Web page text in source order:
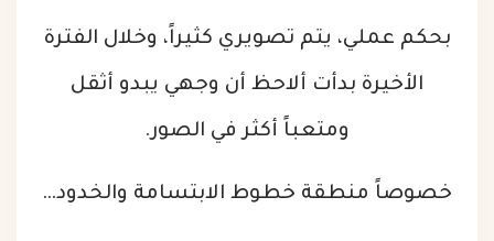
بحكم عملي، يتم تصويري كثيراً، وخلال الفترة
الأخيرة بدأت ألاحظ أن وجهي يبدو أثقل
ومتعباً أكثر في الصور.
خصوصاً منطقة خطوط الابتسامة والخدود…